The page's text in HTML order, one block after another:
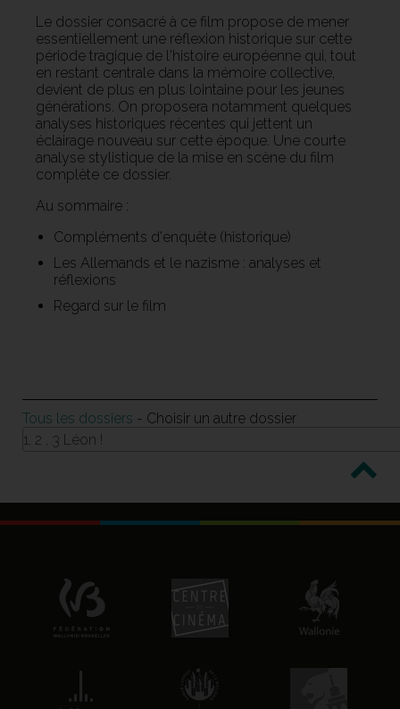
Le dossier consacré à ce film propose de mener
essentiellement une réflexion historique sur cette
période tragique de l'histoire européenne qui, tout
en restant centrale dans la mémoire collective,
devient de plus en plus lointaine pour les jeunes
générations. On proposera notamment quelques
analyses historiques récentes qui jettent un
éclairage nouveau sur cette époque. Une courte
analyse stylistique de la mise en scène du film
complète ce dossier.
Au sommaire :
Compléments d'enquête (historique)
Les Allemands et le nazisme : analyses et
réflexions
Regard sur le film
Tous les dossiers - Choisir un autre dossier
1, 2 , 3 Léon !